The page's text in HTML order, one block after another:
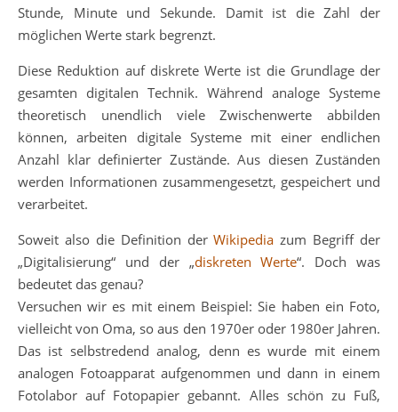
Stunde, Minute und Sekunde. Damit ist die Zahl der
möglichen Werte stark begrenzt.
Diese Reduktion auf diskrete Werte ist die Grundlage der
gesamten digitalen Technik. Während analoge Systeme
theoretisch unendlich viele Zwischenwerte abbilden
können, arbeiten digitale Systeme mit einer endlichen
Anzahl klar definierter Zustände. Aus diesen Zuständen
werden Informationen zusammengesetzt, gespeichert und
verarbeitet.
Soweit also die Definition derWikipedia zum Begriff der
„Digitalisierung“ und der „diskreten Werte“. Doch was
bedeutet das genau?
Versuchen wir es mit einem Beispiel: Sie haben ein Foto,
vielleicht von Oma, so aus den 1970er oder 1980er Jahren.
Das ist selbstredend analog, denn es wurde mit einem
analogen Fotoapparat aufgenommen und dann in einem
Fotolabor auf Fotopapier gebannt. Alles schön zu Fuß,